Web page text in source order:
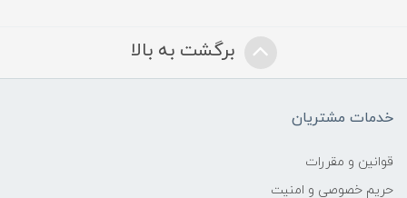
برگشت به بالا
خدمات مشتریان
قوانین و مقررات
حریم خصوصی و امنیت